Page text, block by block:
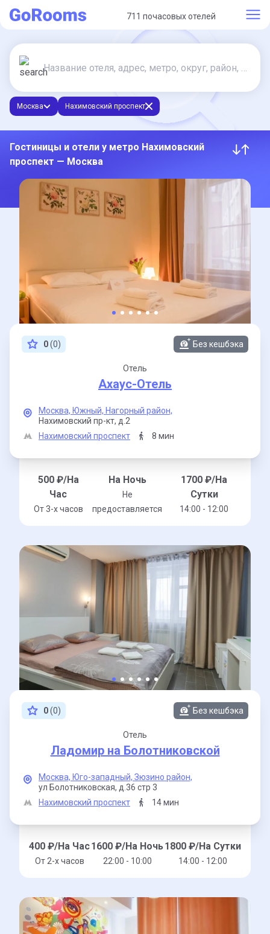
711 почасовых отелей
Москва Нахимовский проспект
Гостиницы и отели у метро Нахимовский
проспект — Москва
0(0) Без кешбэка
Отель
Ахаус-Отель
Москва, Южный, Нагорный район,
Нахимовский пр-кт, д.2
Нахимовский проспект
8 мин
500₽/На
Час
От 3-x часов
На Ночь
Не
предоставляется
1700 ₽/На
Сутки
14:00 - 12:00
0(0) Без кешбэка
Отель
Ладомир на Болотниковской
Москва, Юго-западный, Зюзино район,
ул Болотниковская, д.36 стр 3
Нахимовский проспект
14 мин
400 ₽/На Час
От 2-x часов
1600 ₽/На Ночь
22:00 - 10:00
1800 ₽/На Сутки
14:00 - 12:00